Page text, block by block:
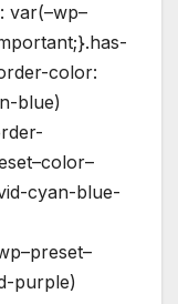
var(–wp–
color:
blue)
cyan-blue-
purple)